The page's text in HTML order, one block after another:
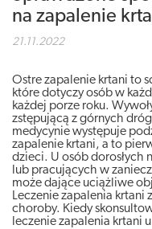
na zapalenie
21.11.2022
Ostre zapalenie krtani to
które dotyczy osób w
każdej porze roku.
zstępującą z górnych
medycynie występuje
zapalenie krtani, a to
dzieci. U osób dorosłych
lub pracujących w
może dające uciążliwe
Leczenie zapalenia krtani
choroby. Kiedy
leczenie zapalenia krtani